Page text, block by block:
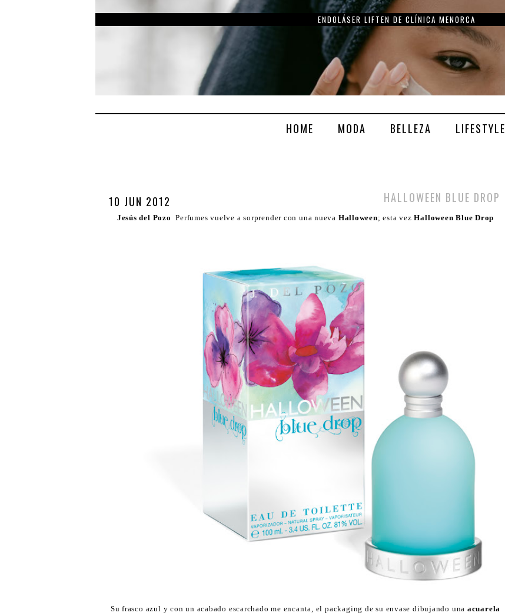
ENDOLÁSER LIFTEN DE CLÍNICA MENORCA
HOME MODA BELLEZA LIFESTYLE
10 JUN 2012 HALLOWEEN BLUE DROP
Jesús del Pozo Perfumes vuelve a sorprender con una nueva Halloween; esta vezHalloween Blue Drop
Su frasco azul y con un acabado escarchado me encanta, el packaging de su envase dibujando una acuarela